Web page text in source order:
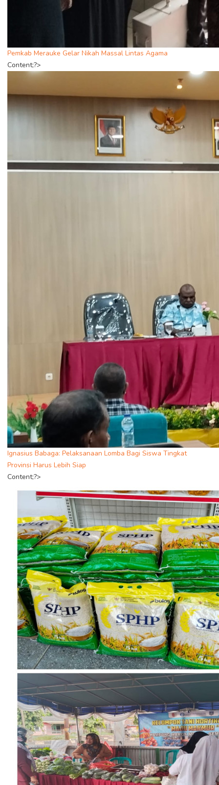
Pemkab Merauke Gelar Nikah Massal Lintas Agama
Content;?>
Ignasius Babaga: Pelaksanaan Lomba Bagi Siswa Tingkat
Provinsi Harus Lebih Siap
Content;?>